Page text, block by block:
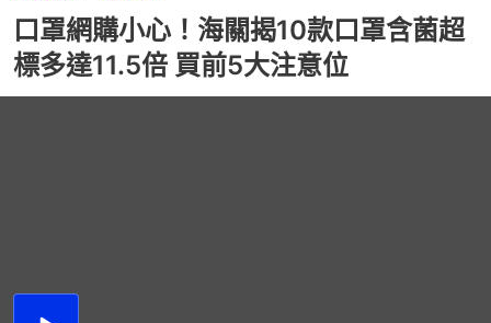
口罩網購小心！海關揭10款口罩含菌超
標多達11.5倍 買前5大注意位